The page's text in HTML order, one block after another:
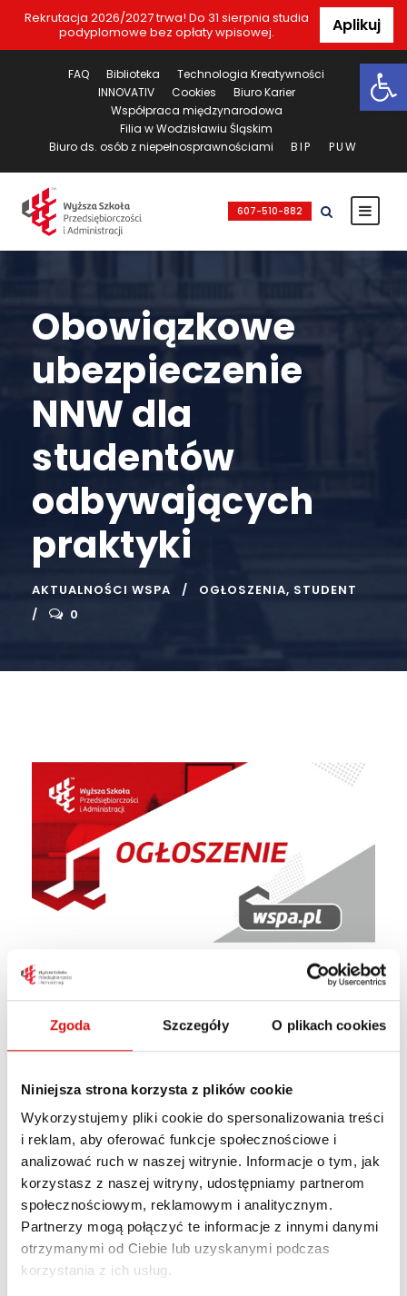
Zgoda Szczegóły O plikach cookies
Niniejsza strona korzysta z plików cookie
Wykorzystujemy pliki cookie do spersonalizowania treści
i reklam, aby oferować funkcje społecznościowe i
analizować ruch w naszej witrynie. Informacje o tym, jak
korzystasz z naszej witryny, udostępniamy partnerom
społecznościowym, reklamowym i analitycznym.
Partnerzy mogą połączyć te informacje z innymi danymi
otrzymanymi od Ciebie lub uzyskanymi podczas
korzystania z ich usług.
Rekrutacja 2026/2027 trwa! Do 31 sierpnia studia
podyplomowe bez opłaty wpisowej.
Aplikuj
FAQ Biblioteka
Technologia Kreatywności
INNOVATIV
Cookies
Biuro Karier
Współpraca międzynarodowa
Filia w Wodzisławiu Śląskim
Biuro ds. osób z niepełnosprawnościami
BIP PUW
607-510-882
Obowiązkowe
ubezpieczenie
NNW dla
studentów
odbywających
praktyki
AKTUALNOŚCI WSPA OGŁOSZENIA, STUDENT
0
Informujemy oobowiązkowym ubezpieczeniu
od następstw nieszczęśliwych wypadków
w roku akademickim 2025/2026.
Dla pozostałych studentów ubezpieczenie NNW
jestdobrowolne.
Składka roczna:50 zł / osobę
Ubezpieczenie możesz wykupić online – na